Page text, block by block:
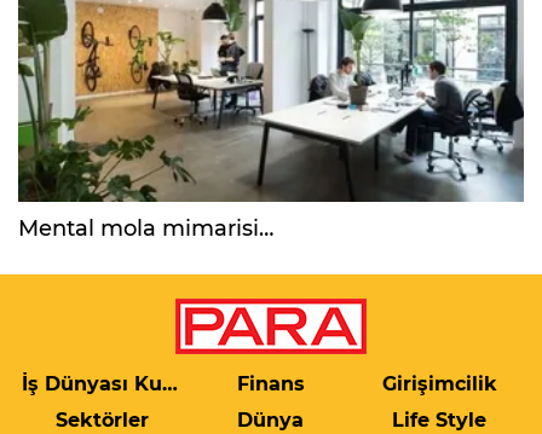
Mental mola mimarisi…
İş Dünyası Kulis Finans
Girişimcilik
Sektörler
Dünya Life Style